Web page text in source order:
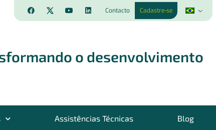
Contacto Cadastre-se
o desenvolvimento
Assistências Técnicas Blog